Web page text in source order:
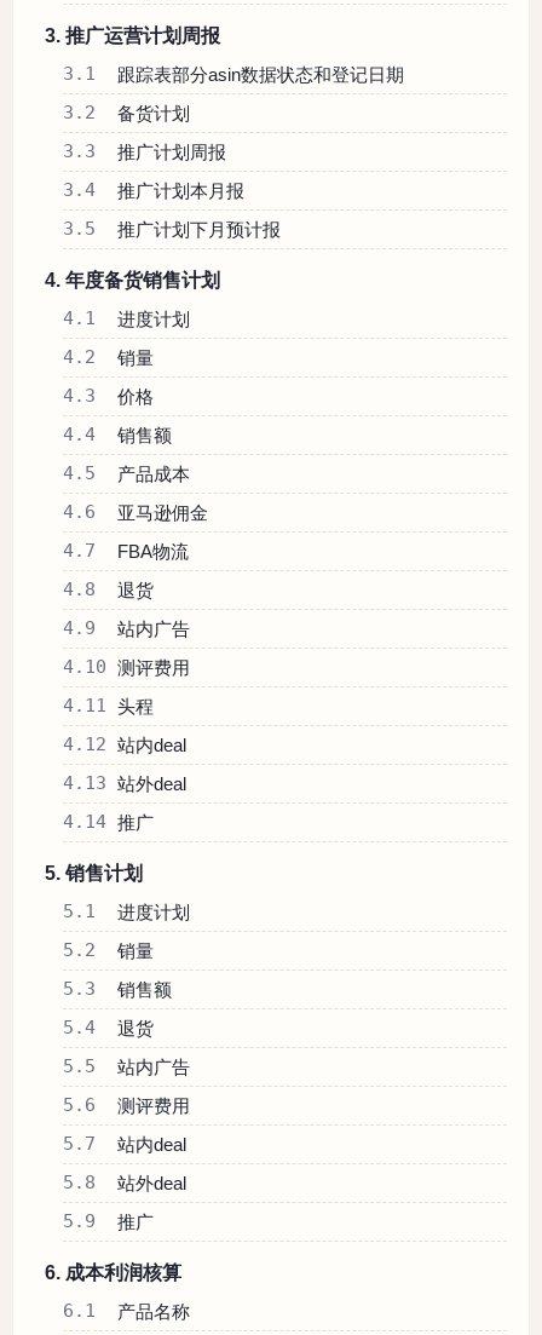
3. 推广运营计划周报
3.1 跟踪表部分asin数据状态和登记日期
3.2 备货计划
3.3 推广计划周报
3.4 推广计划本月报
3.5 推广计划下月预计报
4. 年度备货销售计划
4.1 进度计划
4.2 销量
4.3 价格
4.4 销售额
4.5 产品成本
4.6 亚马逊佣金
4.7 FBA物流
4.8 退货
4.9 站内广告
4.10 测评费用
4.11 头程
4.12 站内deal
4.13 站外deal
4.14 推广
5. 销售计划
5.1 进度计划
5.2 销量
5.3 销售额
5.4 退货
5.5 站内广告
5.6 测评费用
5.7 站内deal
5.8 站外deal
5.9 推广
6. 成本利润核算
6.1 产品名称